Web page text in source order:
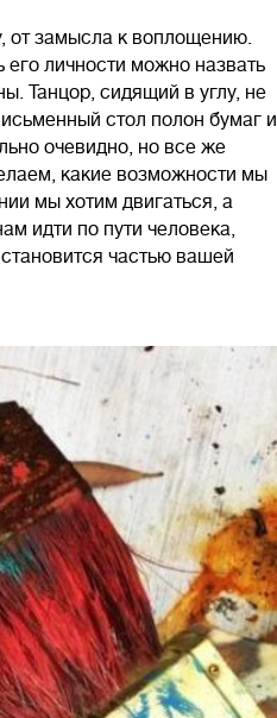
от замысла к воплощению.
его личности можно назвать
Танцор, сидящий в углу, не
стол полон бумаг и
очевидно, но все же
какие возможности мы
мы хотим двигаться, а
идти по пути человека,
частью вашей